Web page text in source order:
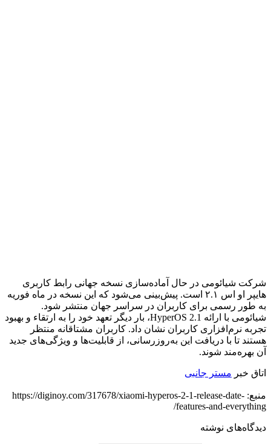
شرکت شیائومی در حال آماده‌سازی نسخه جهانی رابط کاربری
هایپر او اس ۲.۱ است. پیش‌بینی می‌شود که این نسخه در ماه فوریه
به طور رسمی برای کاربران در سراسر جهان منتشر شود.
شیائومی با ارائه HyperOS 2.1، بار دیگر تعهد خود را به ارتقاء و بهبود
تجربه نرم‌افزاری کاربران نشان داد. کاربران مشتاقانه منتظر
هستند تا با دریافت این به‌روزرسانی، از قابلیت‌ها و ویژگی‌های جدید
آن بهره‌مند شوند.
اتاق خبر مستر جانبی
منبع: https://diginoy.com/317678/xiaomi-hyperos-2-1-release-date-
features-and-everything/
دیدگاه‌های نوشته